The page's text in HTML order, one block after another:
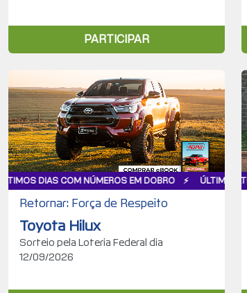
PARTICIPAR
EM DOBRO ÚLTIMOS DIAS COM NÚMEROS
Retornar: Força de Respeito
Toyota Hilux
Sorteio pela Loteria Federal dia
12/09/2026
NÚMEROS EM DOBRO ÚLTIMOS DIAS COM
COM NÚMEROS EM DOBRO ÚLTIMOS DIAS